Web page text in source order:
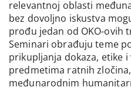
relevantnoj oblasti
bez dovoljno iskustva
prođu jedan od OKO-ovih
Seminari obrađuju teme
prikupljanja dokaza, etike
predmetima ratnih
međunarodnim